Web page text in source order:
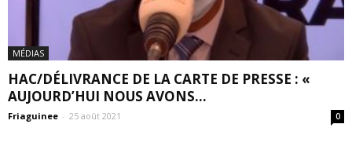
MÉDIAS
HAC/DÉLIVRANCE DE LA CARTE DE PRESSE : «
AUJOURD’HUI NOUS AVONS...
Friaguinee - 25 août 2021 0